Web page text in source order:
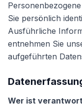
Sie persönlich
Ausführliche
entnehmen Sie
aufgeführten
Wer ist